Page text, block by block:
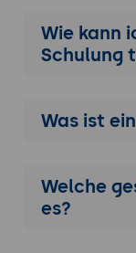
Wie kann
Schulung
Was ist
Welche
es?